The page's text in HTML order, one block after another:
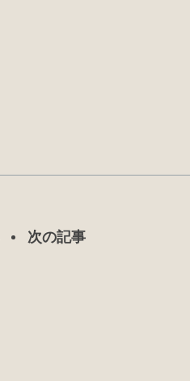
次の記事